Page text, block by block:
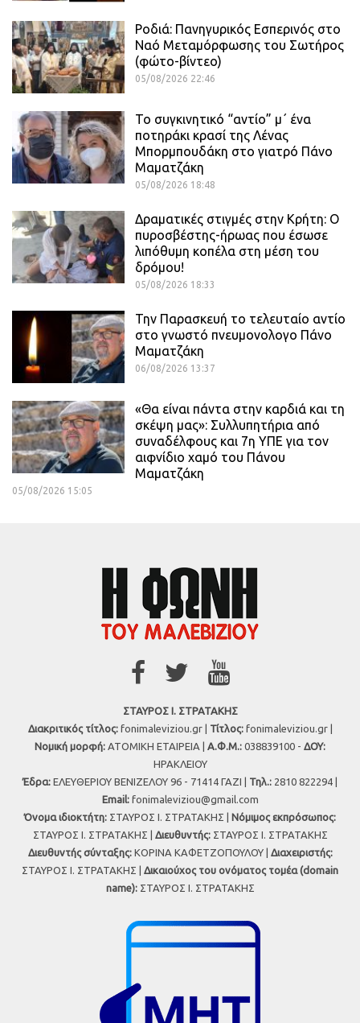
Ροδιά: Πανηγυρικός Εσπερινός στο
Ναό Μεταμόρφωσης του Σωτήρος
(φώτο-βίντεο)
05/08/2026 22:46
Το συγκινητικό “αντίο” μ΄ ένα
ποτηράκι κρασί της Λένας
Μπορμπουδάκη στο γιατρό Πάνο
Μαματζάκη
05/08/2026 18:48
Δραματικές στιγμές στην Κρήτη: Ο
πυροσβέστης-ήρωας που έσωσε
λιπόθυμη κοπέλα στη μέση του
δρόμου!
05/08/2026 18:33
Την Παρασκευή το τελευταίο αντίο
στο γνωστό πνευμονολογο Πάνο
Μαματζάκη
06/08/2026 13:37
«Θα είναι πάντα στην καρδιά και τη
σκέψη μας»: Συλλυπητήρια από
συναδέλφους και 7η ΥΠΕ για τον
αιφνίδιο χαμό του Πάνου
Μαματζάκη
05/08/2026 15:05
ΣΤΑΥΡΟΣ Ι. ΣΤΡΑΤΑΚΗΣ
Διακριτικός τίτλος:fonimaleviziou.gr | Τίτλος:fonimaleviziou.gr |
Νομική μορφή: ΑΤΟΜΙΚΗ ΕΤΑΙΡΕΙΑ | Α.Φ.Μ.: 038839100 - ΔΟΥ:
ΗΡΑΚΛΕΙΟΥ
Έδρα: ΕΛΕΥΘΕΡΙΟΥ ΒΕΝΙΖΕΛΟΥ 96 - 71414 ΓΑΖΙ | Τηλ.: 2810 822294 |
Εmail: fonimaleviziou@gmail.com
Όνομα ιδιοκτήτη: ΣΤΑΥΡΟΣ Ι. ΣΤΡΑΤΑΚΗΣ | Νόμιμος εκπρόσωπος:
ΣΤΑΥΡΟΣ Ι. ΣΤΡΑΤΑΚΗΣ | Διευθυντής:ΣΤΑΥΡΟΣ Ι. ΣΤΡΑΤΑΚΗΣ
Διευθυντής σύνταξης:ΚΟΡΙΝΑ ΚΑΦΕΤΖΟΠΟΥΛΟΥ | Διαχειριστής:
ΣΤΑΥΡΟΣ Ι. ΣΤΡΑΤΑΚΗΣ | Δικαιούχος του ονόματος τομέα (domain
name):ΣΤΑΥΡΟΣ Ι. ΣΤΡΑΤΑΚΗΣ